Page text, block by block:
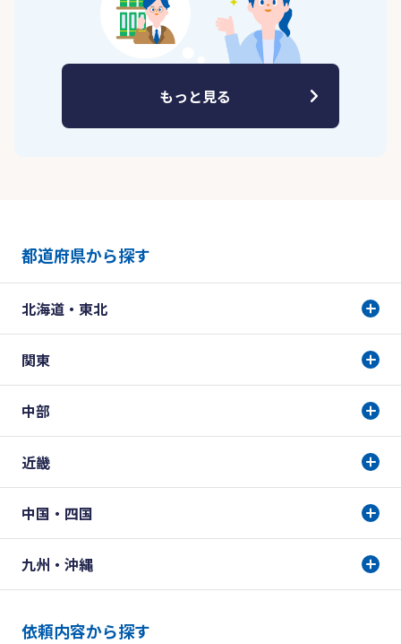
もっと見る
都道府県から探す
北海道・東北
関東
中部
近畿
中国・四国
九州・沖縄
依頼内容から探す